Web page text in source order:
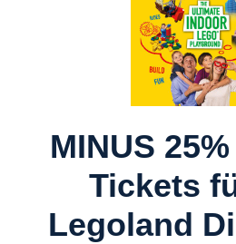
MINUS
Tickets
Legoland